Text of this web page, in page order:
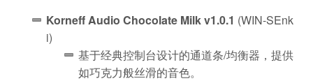
Korneff Audio Chocolate Milk v1.0.1 (WIN-SEnk
i)
基于经典控制台设计的通道条/均衡器，提供
如巧克力般丝滑的音色。